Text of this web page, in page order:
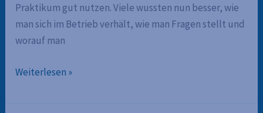
Praktikum gut nutzen. Viele wussten nun besser, wie
man sich im Betrieb verhält, wie man Fragen stellt und
worauf man
Wir
Weiterlesen »